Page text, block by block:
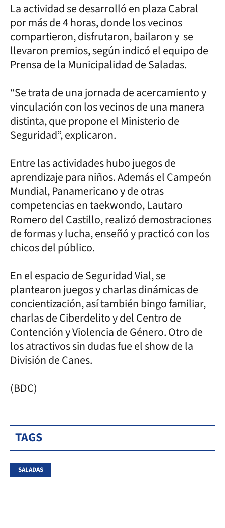
La actividad se desarrolló en plaza Cabral
por más de 4 horas, donde los vecinos
compartieron, disfrutaron, bailaron y se
llevaron premios, según indicó el equipo de
Prensa de la Municipalidad de Saladas.
“Se trata de una jornada de acercamiento y
vinculación con los vecinos de una manera
distinta, que propone el Ministerio de
Seguridad”, explicaron.
Entre las actividades hubo juegos de
aprendizaje para niños. Además el Campeón
Mundial, Panamericano y de otras
competencias en taekwondo, Lautaro
Romero del Castillo, realizó demostraciones
de formas y lucha, enseñó y practicó con los
chicos del público.
En el espacio de Seguridad Vial, se
plantearon juegos y charlas dinámicas de
concientización, así también bingo familiar,
charlas de Ciberdelito y del Centro de
Contención y Violencia de Género. Otro de
los atractivos sin dudas fue el show de la
División de Canes.
(BDC)
TAGS
SALADAS